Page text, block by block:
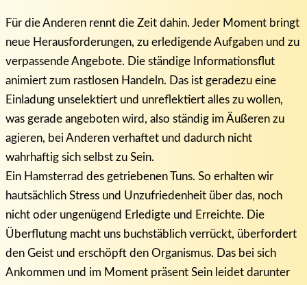
Für die Anderen rennt die Zeit dahin. Jeder Moment bringt
neue Herausforderungen, zu erledigende Aufgaben und zu
verpassende Angebote. Die ständige Informationsflut
animiert zum rastlosen Handeln. Das ist geradezu eine
Einladung unselektiert und unreflektiert alles zu wollen,
was gerade angeboten wird, also ständig im Äußeren zu
agieren, bei Anderen verhaftet und dadurch nicht
wahrhaftig sich selbst zu Sein.
Ein Hamsterrad des getriebenen Tuns. So erhalten wir
hautsächlich Stress und Unzufriedenheit über das, noch
nicht oder ungenügend Erledigte und Erreichte. Die
Überflutung macht uns buchstäblich verrückt, überfordert
den Geist und erschöpft den Organismus. Das bei sich
Ankommen und im Moment präsent Sein leidet darunter